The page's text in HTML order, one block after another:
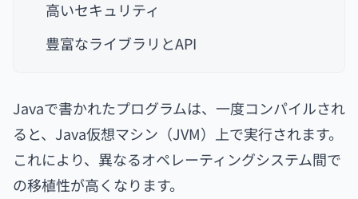
高いセキュリティ
豊富なライブラリとAPI
Javaで書かれたプログラムは、一度コンパイルされ
ると、Java仮想マシン（JVM）上で実行されます。
これにより、異なるオペレーティングシステム間で
の移植性が高くなります。